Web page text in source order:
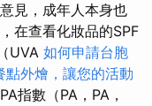
見，成年人本身也
在查看化妝品的SPF
UVA 如何申請台胞
點外燴，讓您的活動
指數（PA，PA，